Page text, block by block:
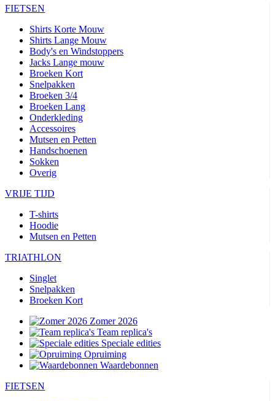
FIETSEN
Shirts Korte Mouw
Shirts Lange Mouw
Body's en Windstoppers
Jacks Lange mouw
Broeken Kort
Snelpakken
Broeken 3/4
Broeken Lang
Onderkleding
Accessoires
Mutsen en Petten
Handschoenen
Sokken
Overig
VRIJE TIJD
T-shirts
Hoodie
Mutsen en Petten
TRIATHLON
Singlet
Snelpakken
Broeken Kort
Zomer 2026
Team replica's
Speciale edities
Opruiming
Waardebonnen
FIETSEN